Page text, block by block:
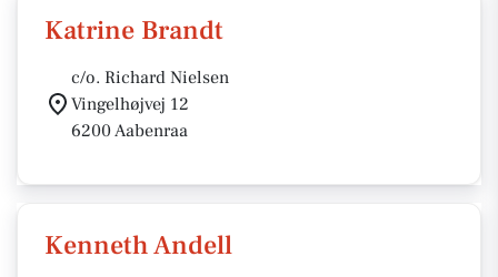
Katrine Brandt
c/o. Richard Nielsen
Vingelhøjvej 12
6200 Aabenraa
Kenneth Andell